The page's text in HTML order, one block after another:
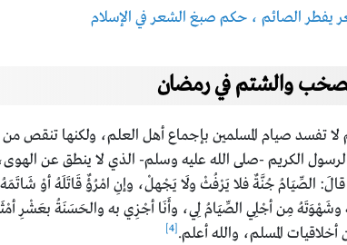
يفطر الصائم ، حكم صبغ الشعر في الإسلام
والشتم في رمضان
تفسد صيام المسلمين بإجماع أهل العلم، ولكنها تنقص من
الكريم -صلى الله عليه وسلم- الذي لا ينطق عن
الصِّيَامُ جُنَّةٌ فلا يَرْفُثْ ولَا يَجْهلْ، وإنِ امْرُؤٌ قَاتَلَهُ أوْ
مِن أجْلِي الصِّيَامُ لِي، وأَنَا أجْزِي به والحَسَنَةُ بعَشْرِ
المسلم، والله أعلم.[4]